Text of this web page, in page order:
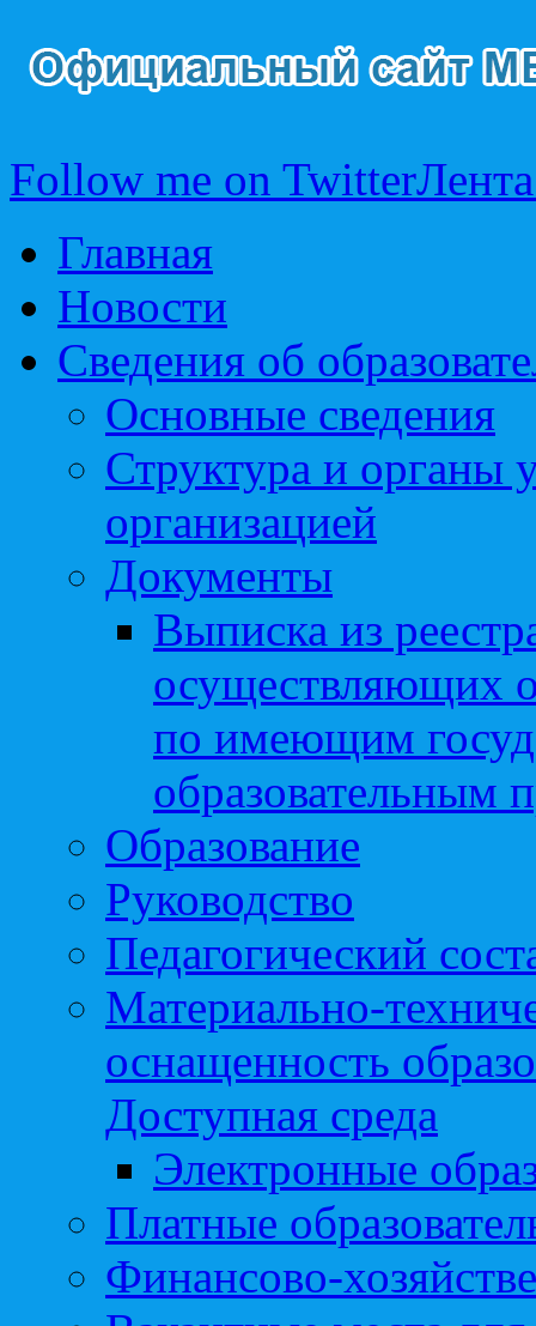
Follow me on Twitter
Главная
Новости
Сведения об
Основные сведения
Структура и органы
организацией
Документы
Выписка из
осуществляющих
по имеющим
образовательным
Образование
Руководство
Педагогический
Материально-
оснащенность
Доступная среда
Электронные
Платные
Финансово-